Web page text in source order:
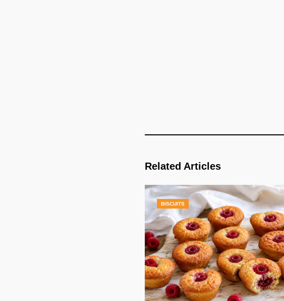
Related Articles
BISCUITS